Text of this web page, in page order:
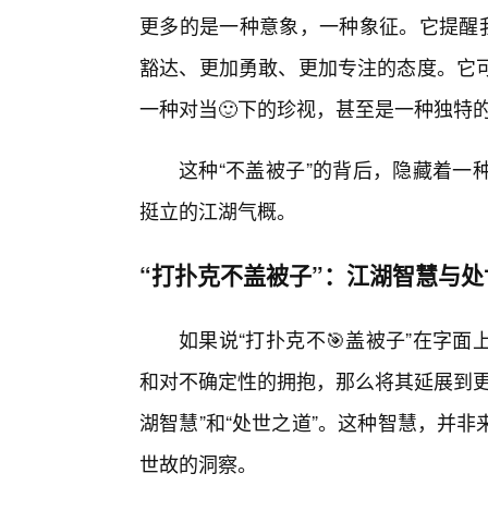
更多的是一种意象，一种象征。它提
豁达、更加勇敢、更加专注的态度。
一种对当🙂下的珍视，甚至是一种独特
这种“不盖被子”的背后，隐藏着
挺立的江湖气概。
“打扑克不盖被子”：江湖智慧与
如果说“打扑克不🎯盖被子”在字
和对不确定性的拥抱，那么将其延展到
湖智慧”和“处世之道”。这种智慧，并
世故的洞察。